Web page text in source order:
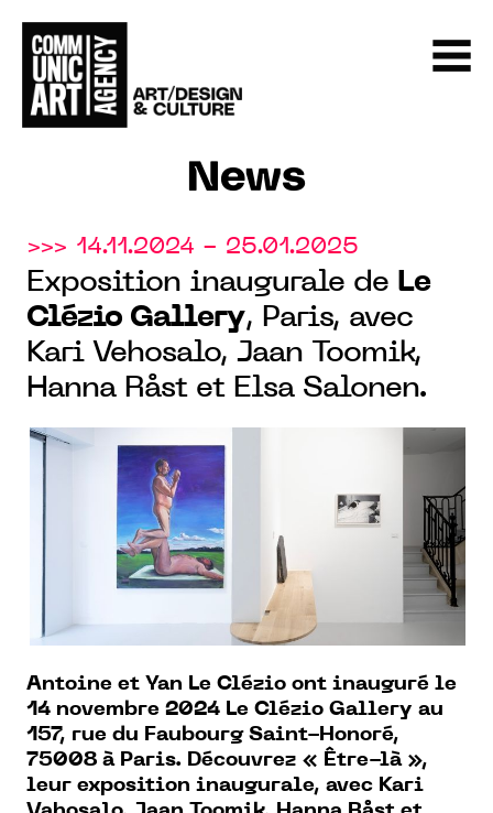
News
>>> 14.11.2024 - 25.01.2025
Exposition inaugurale de Le
Clézio Gallery, Paris, avec
Kari Vehosalo, Jaan Toomik,
Hanna Råst et Elsa Salonen.
Antoine et Yan Le Clézio ont inauguré le
14 novembre 2024 Le Clézio Gallery au
157, rue du Faubourg Saint-Honoré,
75008 à Paris. Découvrez « Être-là »,
leur exposition inaugurale, avec Kari